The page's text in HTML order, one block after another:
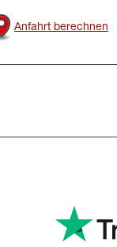
Anfahrt berechnen